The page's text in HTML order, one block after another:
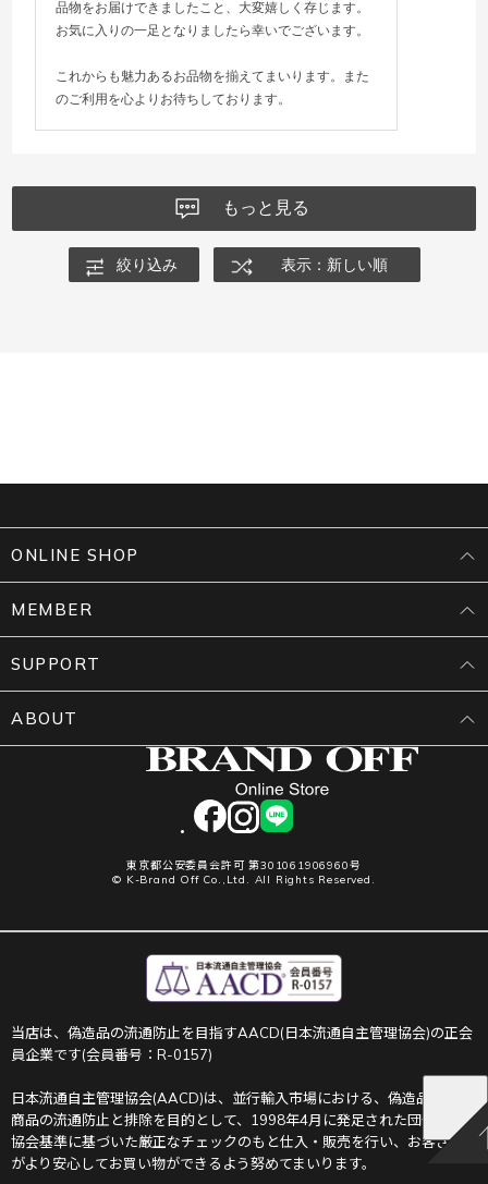
品物をお届けできましたこと、大変嬉しく存じます。
お気に入りの一足となりましたら幸いでございます。
これからも魅力あるお品物を揃えてまいります。また
のご利用を心よりお待ちしております。
もっと見る
絞り込み 表示：新しい順
facebookinstagram
LINE
東京都公安委員会許可 第301061906960号
© K-Brand Off Co.,Ltd. All Rights Reserved.
ONLINE SHOP
MEMBER
SUPPORT
ABOUT
当店は、偽造品の流通防止を目指すAACD(日本流通自主管理協会)の正会
員企業です(会員番号：R-0157)
日本流通自主管理協会(AACD)は、並行輸入市場における、偽造品や不正
商品の流通防止と排除を目的として、1998年4月に発足された団体です。
協会基準に基づいた厳正なチェックのもと仕入・販売を行い、お客さま
がより安心してお買い物ができるよう努めてまいります。